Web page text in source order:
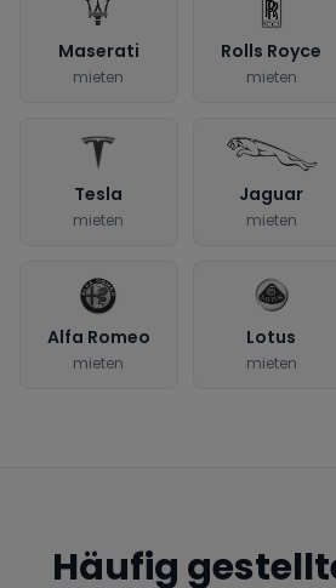
Maserati
mieten
Rolls Royce
mieten
Tesla
mieten
Jaguar
mieten
Alfa Romeo
mieten
Lotus
mieten
Häufig